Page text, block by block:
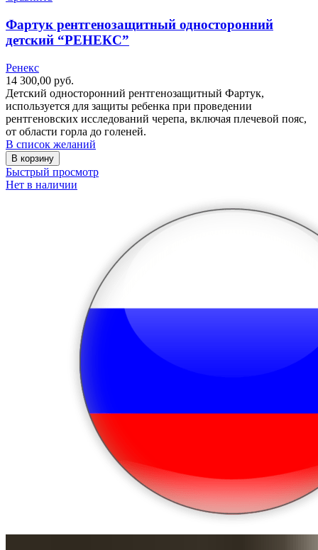
Фартук рентгенозащитный односторонний
детский “РЕНЕКС”
Ренекс
14 300,00 руб.
Детский односторонний рентгенозащитный Фартук,
используется для защиты ребенка при проведении
рентгеновских исследований черепа, включая плечевой пояс,
от области горла до голеней.
В список желаний
В корзину
Быстрый просмотр
Нет в наличии